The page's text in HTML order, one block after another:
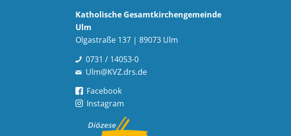
Katholische Gesamt­kirchen­gemeinde
Ulm
Olgastraße 137 | 89073 Ulm
0731 / 14053-0
Ulm@KVZ.drs.de
Facebook
Instagram